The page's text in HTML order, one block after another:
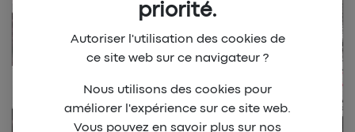
priorité.
Autoriser l'utilisation des cookies de
ce site web sur ce navigateur ?
Nous utilisons des cookies pour
améliorer l'expérience sur ce site web.
Vous pouvez en savoir plus sur nos